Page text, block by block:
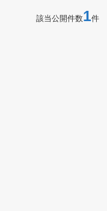
該当公開件数1件